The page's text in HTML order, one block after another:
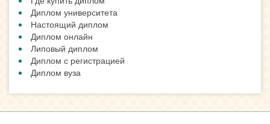
Диплом университета
Настоящий диплом
Диплом онлайн
Липовый диплом
Диплом с регистрацией
Диплом вуза